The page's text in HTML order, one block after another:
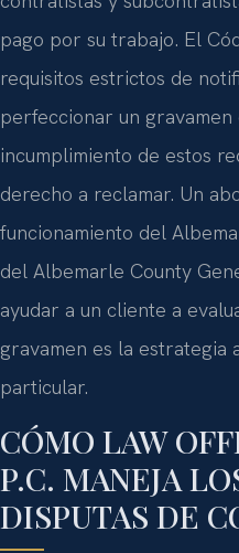
pago por su trabajo. El
requisitos estrictos de
perfeccionar un gravamen
incumplimiento de estos
derecho a reclamar. Un
funcionamiento del
del Albemarle County
ayudar a un cliente a
gravamen es la estrategia
particular.
CÓMO LAW
P.C. MANEJA
DISPUTAS DE